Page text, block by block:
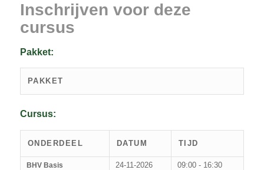
Inschrijven voor deze
cursus
Pakket:
PAKKET
Cursus:
ONDERDEEL DATUM TIJD
BHV Basis 24-11-2026 09:00 - 16:30